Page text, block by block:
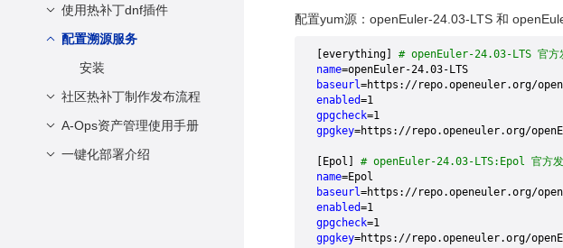
3.4、 异常检测
3.5、客户端安装
FAQ
1. 配置repo源
2. 漏洞扫描
3. 漏洞查看
4. 漏洞修复
5. 修复任务回滚
6. 热补丁移除任务
使用热补丁dnf插件
热补丁扫描
热补丁状态及转换图
热补丁状态查询和切换
热补丁应用
内核升级前kabi检查
配置溯源服务
安装
社区热补丁制作发布流程
制作内核态/用户态热补
丁
A-Ops资产管理使用手册
1. 登录
一键化部署介绍
配置yum源：openEuler-24.03-LTS 和
[everything] # openEuler-24.03-LTS 官方
name=openEuler-24.03-LTS
baseurl=https://repo.openeuler.org/
enabled=1
gpgcheck=1
gpgkey=https://repo.openeuler.org/
[Epol] # openEuler-24.03-LTS:Epol 官方发
name=Epol
baseurl=https://repo.openeuler.org/
enabled=1
gpgcheck=1
gpgkey=https://repo.openeuler.org/